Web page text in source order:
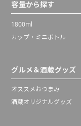
容量から探す
1800ml
カップ・ミニボトル
グルメ＆酒蔵グッズ
オススメおつまみ
酒蔵オリジナルグッズ